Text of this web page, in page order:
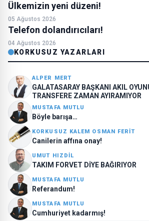
Ülkemizin yeni düzeni!
05 Ağustos 2026
Telefon dolandırıcıları!
04 Ağustos 2026
KORKUSUZ YAZARLARI
ALPER MERT
GALATASARAY BAŞKANI AKIL
TRANSFERE ZAMAN AYIRAMIYOR
MUSTAFA MUTLU
Böyle barışa…
KORKUSUZ KALEM OSMAN FERIT
Canilerin affına onay!
UMUT HIZDIL
TAKIM FORVET DİYE BAĞIRIYOR
MUSTAFA MUTLU
Referandum!
MUSTAFA MUTLU
Cumhuriyet kadarmış!